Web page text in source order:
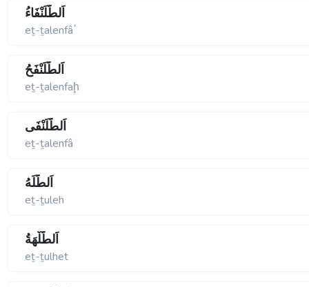
اَلطَّلَنْفَاءُ
eṯ-ṯalenfâ΄
اَلطَّلَنْفَحُ
eṯ-ṯalenfaḩ
اَلطَّلَنْفَى
eṯ-ṯalenfâ
اَلطُّلَهُ
eṯ-ṯuleh
اَلطُّلْهَةُ
eṯ-ṯulhet